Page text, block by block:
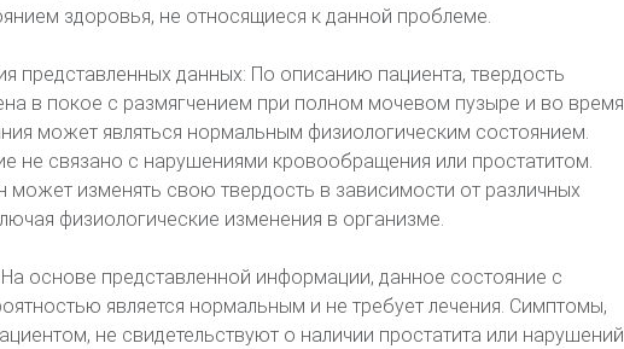
здоровья, не относящиеся к данной проблеме.
представленных данных: По описанию пациента, твердость
в покое с размягчением при полном мочевом пузыре и во время
может являться нормальным физиологическим состоянием.
не связано с нарушениями кровообращения или простатитом.
может изменять свою твердость в зависимости от различных
физиологические изменения в организме.
основе представленной информации, данное состояние с
является нормальным и не требует лечения. Симптомы,
не свидетельствуют о наличии простатита или нарушений